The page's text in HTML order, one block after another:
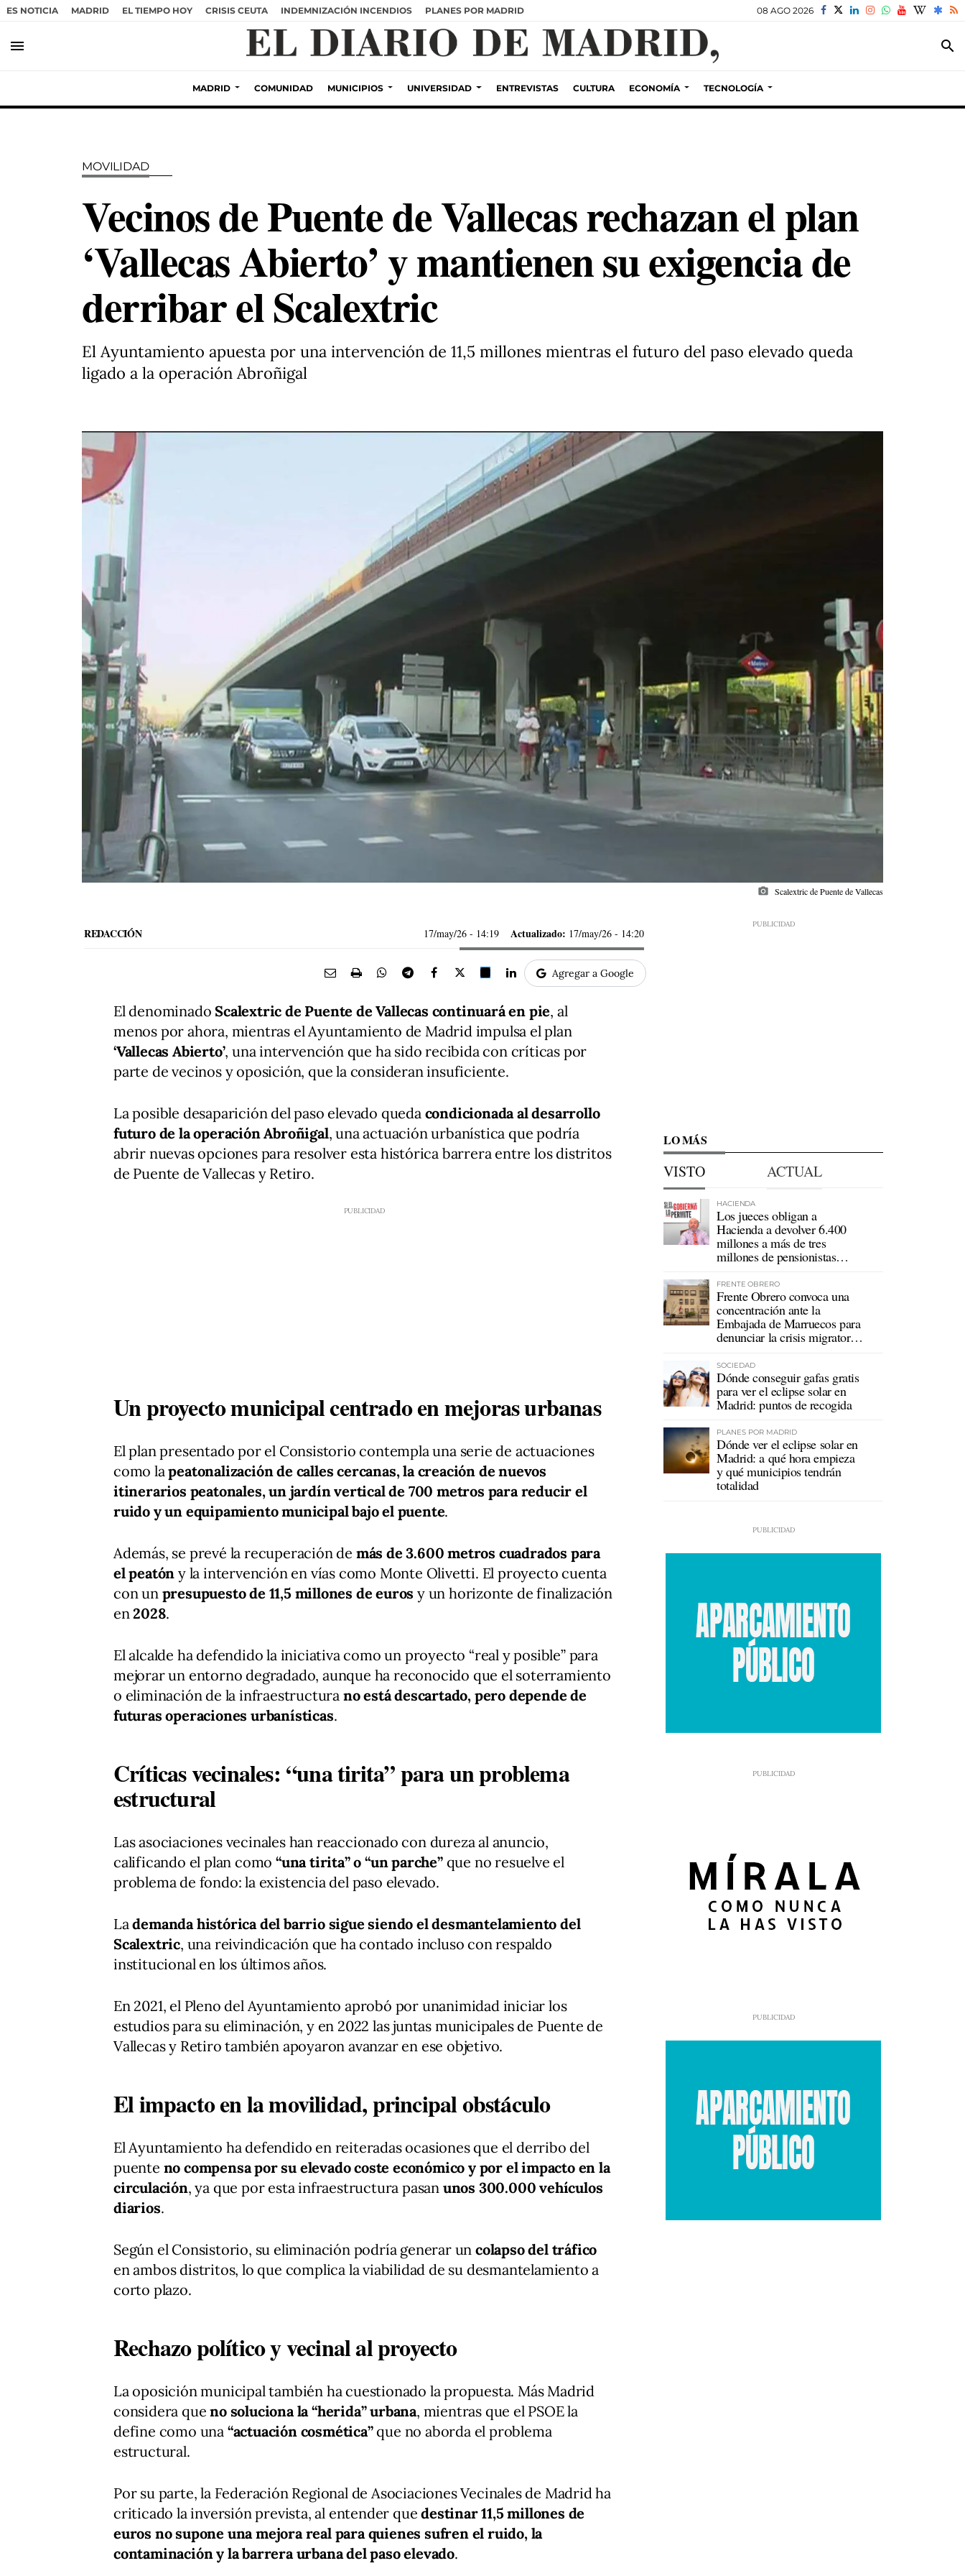
ES NOTICIA MADRID EL TIEMPO HOY CRISIS CEUTA INDEMNIZACIÓN INCENDIOS PLANES POR MADRID 08 AGO 2026
menu search
MADRID COMUNIDAD MUNICIPIOS UNIVERSIDAD ENTREVISTAS CULTURA ECONOMÍA TECNOLOGÍA
MOVILIDAD
Vecinos de Puente de Vallecas rechazan el plan
‘Vallecas Abierto’ y mantienen su exigencia de
derribar el Scalextric
El Ayuntamiento apuesta por una intervención de 11,5 millones mientras el futuro del paso elevado queda
ligado a la operación Abroñigal
photo_camera Scalextric de Puente de Vallecas
REDACCIÓN 17/may/26 - 14:19 Actualizado: 17/may/26 - 14:20
Agregar a Google
El denominadoScalextric de Puente de Vallecas continuará en pie, al
menos por ahora, mientras el Ayuntamiento de Madrid impulsa el plan
‘Vallecas Abierto’, una intervención que ha sido recibida con críticas por
parte de vecinos y oposición, que la consideran insuficiente.
La posible desaparición del paso elevado queda condicionada al desarrollo
futuro de la operación Abroñigal, una actuación urbanística que podría
abrir nuevas opciones para resolver esta histórica barrera entre los distritos
de Puente de Vallecas y Retiro.
Un proyecto municipal centrado en mejoras urbanas
El plan presentado por el Consistorio contempla una serie de actuaciones
como lapeatonalización de calles cercanas, la creación de nuevos
itinerarios peatonales, un jardín vertical de 700 metros para reducir el
ruido y un equipamiento municipal bajo el puente.
Además, se prevé la recuperación de más de 3.600 metros cuadrados para
el peatón y la intervención en vías como Monte Olivetti. El proyecto cuenta
con un presupuesto de 11,5 millones de euros y un horizonte de finalización
en2028.
El alcalde ha defendido la iniciativa como un proyecto “real y posible” para
mejorar un entorno degradado, aunque ha reconocido que el soterramiento
o eliminación de la infraestructura no está descartado, pero depende de
futuras operaciones urbanísticas.
Críticas vecinales: “una tirita” para un problema
estructural
Las asociaciones vecinales han reaccionado con dureza al anuncio,
calificando el plan como“una tirita” o “un parche”que no resuelve el
problema de fondo: la existencia del paso elevado.
Lademanda histórica del barrio sigue siendo el desmantelamiento del
Scalextric, una reivindicación que ha contado incluso con respaldo
institucional en los últimos años.
En 2021, el Pleno del Ayuntamiento aprobó por unanimidad iniciar los
estudios para su eliminación, y en 2022 las juntas municipales de Puente de
Vallecas y Retiro también apoyaron avanzar en ese objetivo.
El impacto en la movilidad, principal obstáculo
El Ayuntamiento ha defendido en reiteradas ocasiones que el derribo del
puente no compensa por su elevado coste económico y por el impacto en la
circulación, ya que por esta infraestructura pasan unos 300.000 vehículos
diarios.
Según el Consistorio, su eliminación podría generar un colapso del tráfico
en ambos distritos, lo que complica la viabilidad de su desmantelamiento a
corto plazo.
Rechazo político y vecinal al proyecto
La oposición municipal también ha cuestionado la propuesta. Más Madrid
considera queno soluciona la “herida” urbana, mientras que el PSOE la
define como una “actuación cosmética”que no aborda el problema
estructural.
Por su parte, la Federación Regional de Asociaciones Vecinales de Madrid ha
criticado la inversión prevista, al entender quedestinar 11,5 millones de
euros no supone una mejora real para quienes sufren el ruido, la
contaminación y la barrera urbana del paso elevado.
LO MÁS
VISTO ACTUAL
HACIENDA
Los jueces obligan a
Hacienda a devolver 6.400
millones a más de tres
millones de pensionistas
FRENTE OBRERO
Frente Obrero convoca una
concentración ante la
Embajada de Marruecos para
denunciar la crisis migratoria
SOCIEDAD
Dónde conseguir gafas gratis
para ver el eclipse solar en
Madrid: puntos de recogida
PLANES POR MADRID
Dónde ver el eclipse solar en
Madrid: a qué hora empieza
y qué municipios tendrán
totalidad